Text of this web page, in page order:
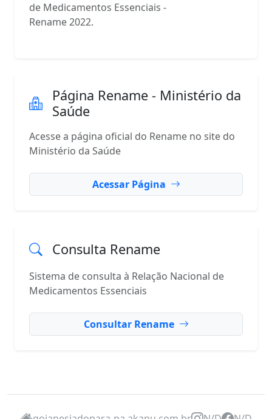
de Medicamentos Essenciais -
Rename 2022.
Página Rename - Ministério da
Saúde
Acesse a página oficial do Rename no site do
Ministério da Saúde
Acessar Página
Consulta Rename
Sistema de consulta à Relação Nacional de
Medicamentos Essenciais
Consultar Rename